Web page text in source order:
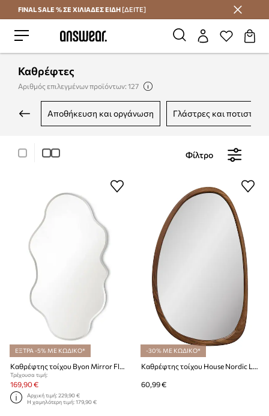
Εξοικονομήστε με το Answear Club
FINAL SALE % ΣΕ ΧΙΛΙΑΔΕΣ ΕΙΔΗ [ΔΕΙΤΕ]
Καθρέφτες
Αριθμός επιλεγμένων προϊόντων: 127
αποθήκευση και οργάνωση γλάστρες και
Φίλτρο
ΕΞΤΡΑ -5% ΜΕ ΚΩΔΙΚΟ*
Καθρέφτης τοίχου Byon Mirror Flow M
Τρέχουσα τιμή:
169,90 €
Αρχική τιμή:229,90 €
Η χαμηλότερη τιμή:179,90 €
-30% ΜΕ ΚΩΔΙΚΟ*
Καθρέφτης τοίχου House Nordic Luxon 38,5 x 64,5 cm
60,99 €